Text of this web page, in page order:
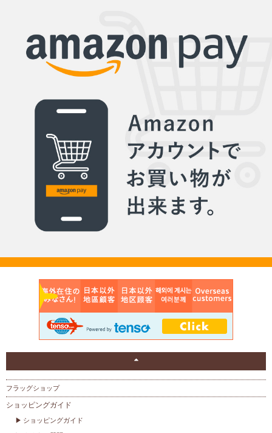
フラッグショップ
ショッピングガイド
ショッピングガイド